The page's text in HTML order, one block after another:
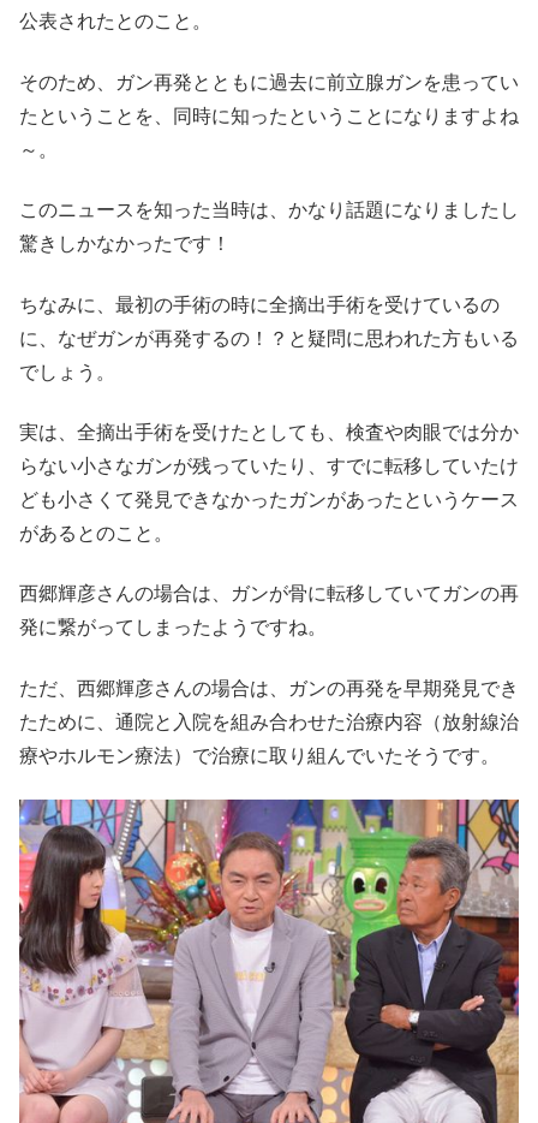
公表されたとのこと。
そのため、ガン再発とともに過去に前立腺ガンを患ってい
たということを、同時に知ったということになりますよね
～。
このニュースを知った当時は、かなり話題になりましたし
驚きしかなかったです！
ちなみに、最初の手術の時に全摘出手術を受けているの
に、なぜガンが再発するの！？と疑問に思われた方もいる
でしょう。
実は、全摘出手術を受けたとしても、検査や肉眼では分か
らない小さなガンが残っていたり、すでに転移していたけ
ども小さくて発見できなかったガンがあったというケース
があるとのこと。
西郷輝彦さんの場合は、ガンが骨に転移していてガンの再
発に繋がってしまったようですね。
ただ、西郷輝彦さんの場合は、ガンの再発を早期発見でき
たために、通院と入院を組み合わせた治療内容（放射線治
療やホルモン療法）で治療に取り組んでいたそうです。